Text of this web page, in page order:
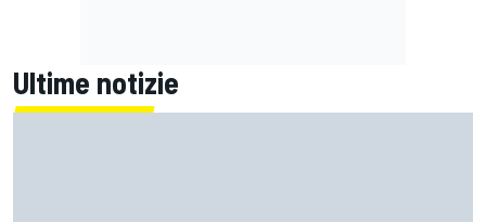
Ultime notizie